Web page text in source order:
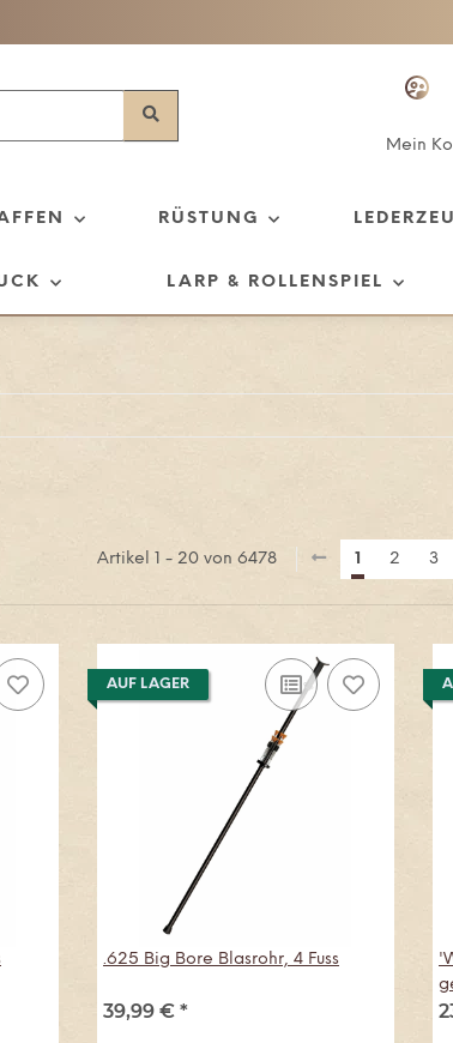
Mein
RÜSTUNG
LARP & ROLLENSPIEL
Artikel 1 - 20 von 6478 1 2 3
AUF LAGER
.625 Big Bore Blasrohr, 4 Fuss
39,99 € *